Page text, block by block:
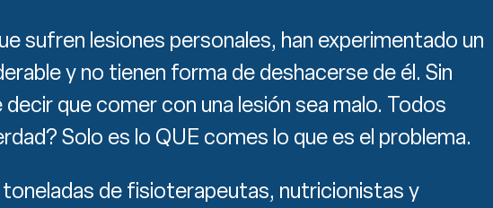
sufren lesiones personales, han experimentado un
y no tienen forma de deshacerse de él. Sin
que comer con una lesión sea malo. Todos
Solo es lo QUE comes lo que es el problema.
toneladas de fisioterapeutas, nutricionistas y